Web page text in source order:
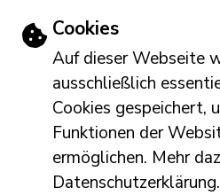
Einstellungen zu
Cookies
Auf dieser Webseite
ausschließlich
Cookies gespeichert,
Funktionen der
ermöglichen. Mehr
Datenschutzerklärung.
Tel: 02643
E-Mail
Mo, Di, Do: 8:00 – 12:00
Mi, Fr: 8:00 –